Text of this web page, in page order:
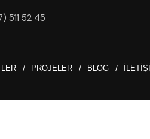
511 52 45
PROJELER BLOG